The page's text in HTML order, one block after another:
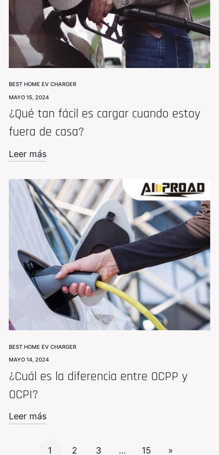
BEST HOME EV CHARGER
MAYO 15, 2024
¿Qué tan fácil es cargar cuando estoy
fuera de casa?
Leer más
BEST HOME EV CHARGER
MAYO 14, 2024
¿Cuál es la diferencia entre OCPP y
OCPI?
Leer más
1 2 3 … 15 »